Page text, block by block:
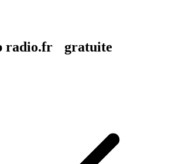
radio.fr gratuite